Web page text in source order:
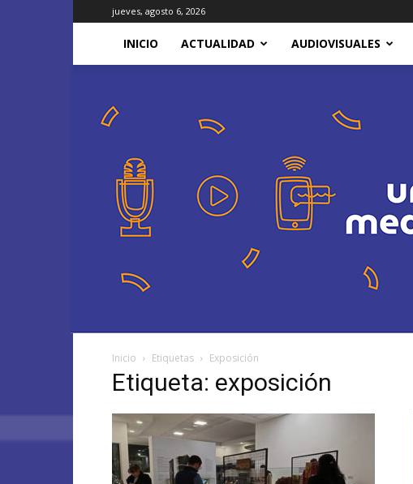
jueves, agosto 6, 2026
INICIO ACTUALIDAD AUDIOVISUALES
Inicio Etiquetas Exposición
Etiqueta: exposición